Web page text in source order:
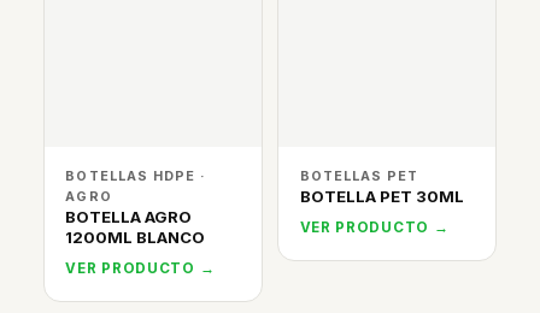
BOTELLAS HDPE ·
AGRO
BOTELLA AGRO
1200ML BLANCO
VER PRODUCTO →
BOTELLAS PET
BOTELLA PET 30ML
VER PRODUCTO →